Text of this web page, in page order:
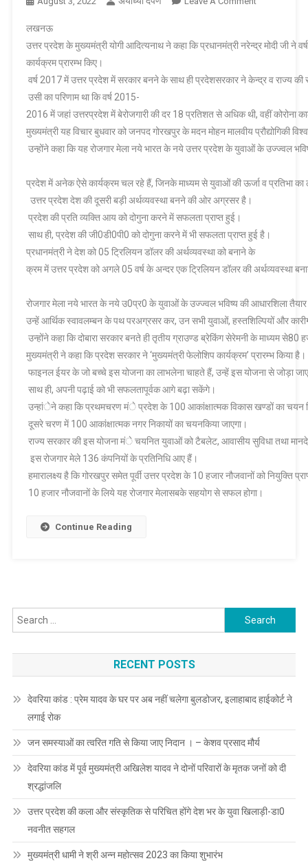
जनपद
में
रोजगार
मेले’
का
लखनऊ
उत्तर प्रदेश के मुख्यमंत्री योगी आदित्यनाथ ने कहा कि प्रधानमंत्री नरेन्द्र मोदी जी ने
कार्यक्रम प्रारम्भ किए।
वर्ष 2017 में उत्तर प्रदेश में सरकार बनने के साथ ही प्रदेशसरकार ने केन्द्र व राज्य
उसी का परिणाम था कि वर्ष 2015-
2016 में जहां उत्तरप्रदेश में बेरोजगारी की दर 18 प्रतिशत से अधिक थी, वहीं
मुख्यमंत्री यह विचार बुधवार को जनपद गोरखपुर के मदन मोहन मालवीय प्रौद्योगिकी
उन्होंने कहा कि यह रोजगार मेला नये भारत के नये उत्तर प्रदेश के युवाओं के उज्ज्वल
प्रदेश में अनेक ऐसे कार्यक्रम चल रहे हैं, जिनके माध्यम से युवाओं की ऊर्जा व प्रतिभा का
उत्तर प्रदेश देश की दूसरी बड़ी अर्थव्यवस्था बनने की ओर अग्रसर है।
प्रदेश की प्रति व्यक्ति आय को दोगुना करने में सफलता प्राप्त हुई।
साथ ही, प्रदेश की जी0डी0पी0 को दोगुना करने में भी सफलता प्राप्त हुई है।
प्रधानमंत्री ने देश को 05 ट्रिलियन डॉलर की अर्थव्यवस्था को बनाने के
क्रम में उत्तर प्रदेश को अगले 05 वर्ष के अन्दर एक ट्रिलियन डॉलर की अर्थव्यवस्था
रोजगार मेला नये भारत के नये उ0प्र0 के युवाओं के उज्ज्वल भविष्य की आधारशिला तैयार
उन्हें आर्थिक स्वावलम्बन के पथ परअग्रसर कर, उन सभी युवाओं, हस्तशिल्पियों और
उन्होंने कहा कि दोबारा सरकार बनते ही तृतीय ग्राउण्ड ब्रेकिंग सेरेमनी के माध्यम
मुख्यमंत्री ने कहा कि प्रदेश सरकार ने ‘मुख्यमंत्री फेलोशिप कार्यक्रम’ प्रारम्भ किया है।
फाइनल ईयर के जो बच्चे इस योजना का लाभलेना चाहते हैं, उन्हें इस योजना से जोड़ा
साथ ही, अपनी पढ़ाई को भी सफलतापूर्वक आगे बढ़ा सकेंगे।
उन्हांेने कहा कि प्रथमचरण मंे प्रदेश के 100 आकांक्षात्मक विकास खण्डों का चयन
दूसरे चरण में 100 आकांक्षात्मक नगर निकायों का चयनकिया जाएगा।
राज्य सरकार की इस योजना मंे चयनित युवाओं को टैबलेट, आवासीय सुविधा तथा
इस रोजगार मेले 136 कंपनियों के प्रतिनिधि आए हैं।
हमारालक्ष्य है कि गोरखपुर समेत पूर्वी उत्तर प्रदेश के 10 हजार नौजवानों को नियुक्ति
10 हजार नौजवानों के लिये यह रोजगार मेलासबके सहयोग से सफल होगा।
Continue Reading
Search
for:
RECENT POSTS
देवरिया कांड : प्रेम यादव के घर पर अब नहीं चलेगा बुलडोजर, इलाहाबाद हाईकोर्ट ने
लगाई रोक
जन समस्याओं का त्वरित गति से किया जाए निदान । – केशव प्रसाद मौर्य
देवरिया कांड में पूर्व मुख्यमंत्री अखिलेश यादव ने दोनों परिवारों के मृतक जनों को दी
श्रद्धांजलि
उत्तर प्रदेश की कला और संस्कृतिक से परिचित होंगे देश भर के युवा खिलाड़ी-डा0
नवनीत सहगल
मुख्यमंत्री धामी ने श्री अन्न महोत्सव 2023 का किया शुभारंभ